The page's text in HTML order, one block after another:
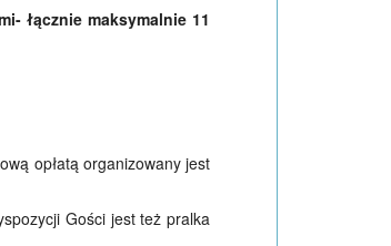
łącznie maksymalnie 11
opłatą organizowany jest
Gości jest też pralka